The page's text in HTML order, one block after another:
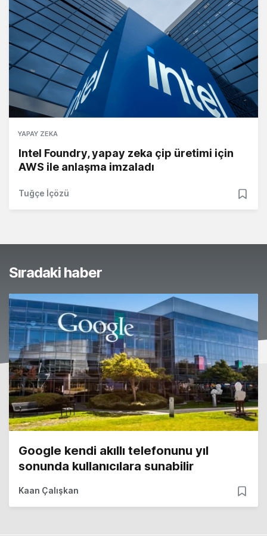
YAPAY ZEKA
Intel Foundry, yapay zeka çip üretimi için
AWS ile anlaşma imzaladı
Tuğçe İçözü
Sıradaki haber
Google kendi akıllı telefonunu yıl
sonunda kullanıcılara sunabilir
Kaan Çalışkan